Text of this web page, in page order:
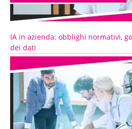
IA in azienda: obblighi normativi,
dei dati